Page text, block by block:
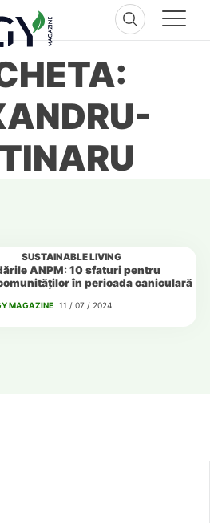
SUSTAINABLE LIVING
ANPM: 10 sfaturi pentru
în perioada caniculară
MAGAZINE 11 / 07 / 2024